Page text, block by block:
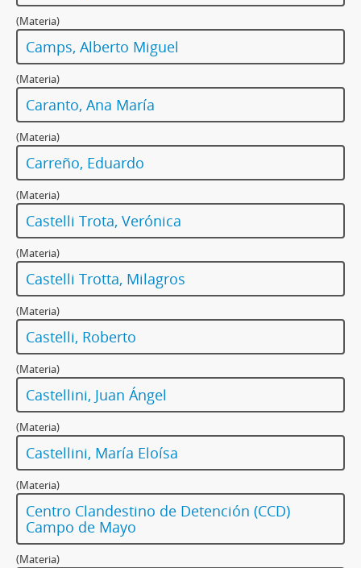
(Materia)
Camps, Alberto Miguel
(Materia)
Caranto, Ana María
(Materia)
Carreño, Eduardo
(Materia)
Castelli Trota, Verónica
(Materia)
Castelli Trotta, Milagros
(Materia)
Castelli, Roberto
(Materia)
Castellini, Juan Ángel
(Materia)
Castellini, María Eloísa
(Materia)
Centro Clandestino de Detención (CCD)
Campo de Mayo
(Materia)